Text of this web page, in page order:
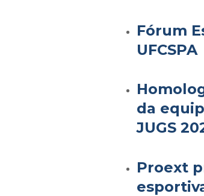
Fórum
UFCSPA
da
JUGS
Proext